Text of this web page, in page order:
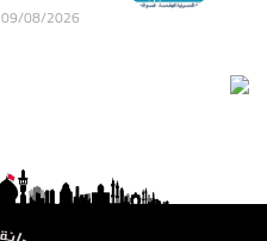
09/08/2026